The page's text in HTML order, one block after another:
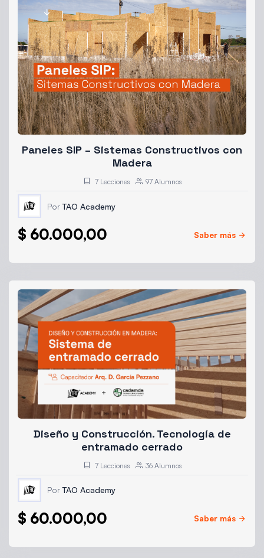
Paneles SIP – Sistemas Constructivos con
Madera
7 Lecciones 97 Alumnos
PorTAO Academy
$ 60.000,00 Saber más
Diseño y Construcción. Tecnología de
entramado cerrado
7 Lecciones 36 Alumnos
PorTAO Academy
$ 60.000,00 Saber más